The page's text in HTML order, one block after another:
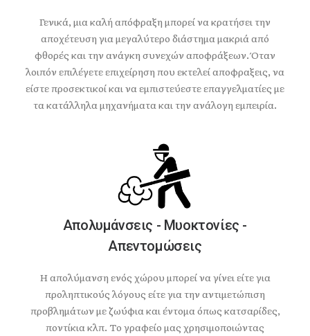
Γενικά, μια καλή απόφραξη μπορεί να κρατήσει την
αποχέτευση για μεγαλύτερο διάστημα μακριά από
φθορές και την ανάγκη συνεχών αποφράξεων. Όταν
λοιπόν επιλέγετε επιχείρηση που εκτελεί αποφραξεις, να
είστε προσεκτικοί και να εμπιστεύεστε επαγγελματίες με
τα κατάλληλα μηχανήματα και την ανάλογη εμπειρία.
Απολυμάνσεις - Μυοκτονίες -
Απεντομώσεις
Η απολύμανση ενός χώρου μπορεί να γίνει είτε για
προληπτικούς λόγους είτε για την αντιμετώπιση
προβλημάτων με ζωύφια και έντομα όπως κατσαρίδες,
ποντίκια κλπ. Το γραφείο μας χρησιμοποιώντας